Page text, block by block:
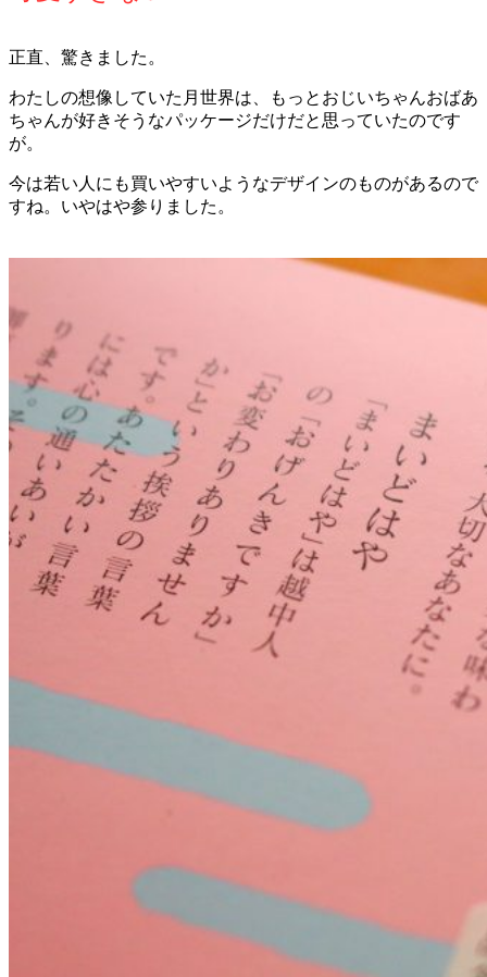
正直、驚きました。
わたしの想像していた月世界は、もっとおじいちゃんおばあ
ちゃんが好きそうなパッケージだけだと思っていたのです
が。
今は若い人にも買いやすいようなデザインのものがあるので
すね。いやはや参りました。